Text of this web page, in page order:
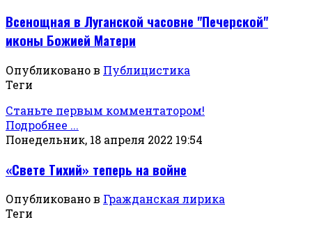
Всенощная в Луганской часовне "Печерской"
иконы Божией Матери
Опубликовано в Публицистика
Теги
Станьте первым комментатором!
Подробнее ...
Понедельник, 18 апреля 2022 19:54
«Свете Тихий» теперь на войне
Опубликовано в Гражданская лирика
Теги